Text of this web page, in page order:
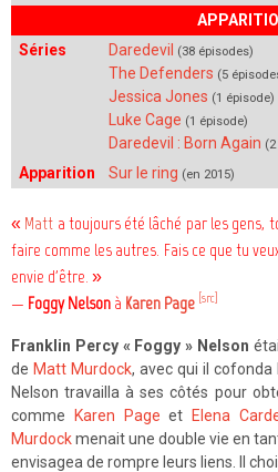
Séries
Daredevil (38 épisodes)
The Defenders (5
Jessica Jones (1 épisode)
Luke Cage (1 épisode)
Daredevil : Born Again
Apparition Sur le ring (en 2015)
« Matt a toujours été lâché par les gens,
faire comme les autres. Fais ce que tu
envie d'être. »
— Foggy Nelson à Karen Page [src]
Franklin Percy « Foggy » Nelson
de Matt Murdock, avec qui il cofonda
Nelson travailla à ses côtés pour
comme
Karen Page et Elena
Murdockmenait une double vie en
envisagea de rompre leurs liens. Il